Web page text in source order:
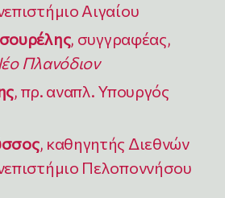
Αιγαίου
, συγγραφέας,
Πλανόδιον
, πρ. αναπλ. Υπουργός
, καθηγητής Διεθνών
Πελοποννήσου